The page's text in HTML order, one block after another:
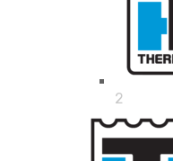
2